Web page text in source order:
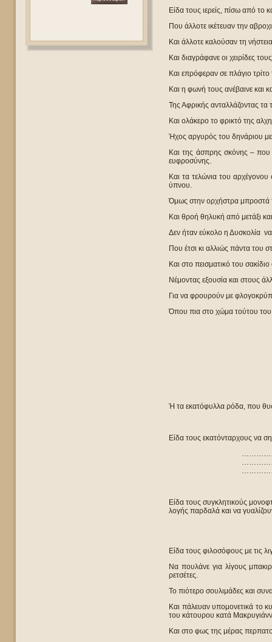
Είδα τους ιερείς, πίσω από το
Που άλλοτε ικέτευαν την
Και άλλοτε καλούσαν τη
Και διαγράφανε οι χειρίδες
Και επρόφεραν σε πλάγιο
Και η φωνή τους ανέβαινε και
Της Αφρικής ανταλλάζοντας τα
Και ολάκερο το φρικτό της
Ήχος αργυρός του δηνάριου
Και της άσπρης σκόνης – που
ευφροσύνης.
Και τα τελώνια του
ύπνου.
Όμως στην ορχήστρα μπροστά
Και θροή θηλυκή από μετάξι
Δεν ήταν εύκολο η Δυσκολία
Που έτσι κι αλλιώς πάντα του
Και στο πεισματικό του
Νέμοντας εξουσία και στους
Για να φρουρούν με
Όπου πια στο χώμα τούτου του
Ή τα εκατόφυλλα ρόδα, που
Είδα τους εκατόνταρχους να
Είδα τους συγκλητικούς
λογής παρδαλά και να
Είδα τους φιλοσόφους με τις
Να πουλάνε για λίγους
ρετσέτες.
Το πιότερο σουλιμάδες και
Και πάλευαν υπομονετικά το
του κάτουρου κατά
Και στο φως της μέρας